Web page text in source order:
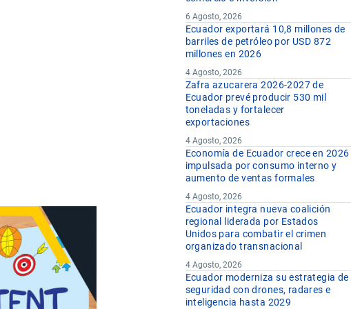
6 Agosto, 2026
Ecuador exportará 10,8 millones de
barriles de petróleo por USD 872
millones en 2026
4 Agosto, 2026
Zafra azucarera 2026-2027 de
Ecuador prevé producir 530 mil
toneladas y fortalecer
exportaciones
4 Agosto, 2026
Economía de Ecuador crece en 2026
impulsada por consumo interno y
aumento de ventas formales
4 Agosto, 2026
Ecuador integra nueva coalición
regional liderada por Estados
Unidos para combatir el crimen
organizado transnacional
4 Agosto, 2026
Ecuador moderniza su estrategia de
seguridad con drones, radares e
inteligencia hasta 2029